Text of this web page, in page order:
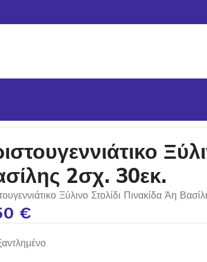
2σχ. 30εκ.
Ξύλινο Στολίδι Πινακίδα Άη
€